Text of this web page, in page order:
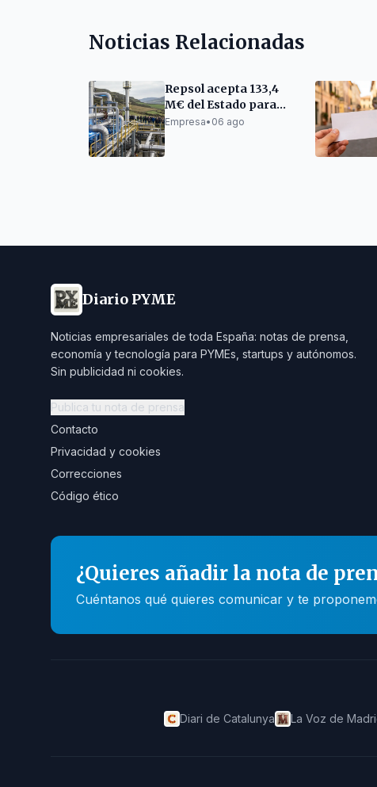
Noticias Relacionadas
Repsol acepta 133,4
M€ del Estado para
producir hidrógeno
Empresa• 06 ago
Diario PYME
Noticias empresariales de toda España: notas de prensa,
economía y tecnología para PYMEs, startups y autónomos.
Sin publicidad ni cookies.
Publica tu nota de prensa
Contacto
Privacidad y cookies
Correcciones
Código ético
¿Quieres añadir la nota de
Cuéntanos qué quieres comunicar y te
Diari de Catalunya La Voz de